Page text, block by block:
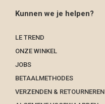
Kunnen we je helpen?
LE TREND
ONZE WINKEL
JOBS
BETAALMETHODES
VERZENDEN & RETOURNEREN